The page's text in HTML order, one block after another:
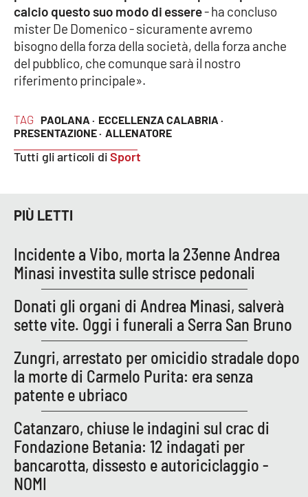
Destinazioni
Eventi
Storie
Lacplay.it
Lactv.it
Laconair.it
Lacitymag.it
Lacapitalenews.it
Ilreggino.it
Cosenzachannel.it
Ilvibonese.it
TAG PAOLANA · ECCELLENZA CALABRIA ·
PRESENTAZIONE · ALLENATORE
Tutti gli articoli diSport
calcio questo suo modo di essere- ha concluso
mister De Domenico - sicuramente avremo
bisogno della forza della società, della forza anche
del pubblico, che comunque sarà il nostro
riferimento principale».
PIÙ LETTI
Incidente a Vibo, morta la 23enne Andrea
Minasi investita sulle strisce pedonali
Donati gli organi di Andrea Minasi, salverà
sette vite. Oggi i funerali a Serra San Bruno
Zungri, arrestato per omicidio stradale dopo
la morte di Carmelo Purita: era senza
patente e ubriaco
Catanzaro, chiuse le indagini sul crac di
Fondazione Betania: 12 indagati per
bancarotta, dissesto e autoriciclaggio -
NOMI